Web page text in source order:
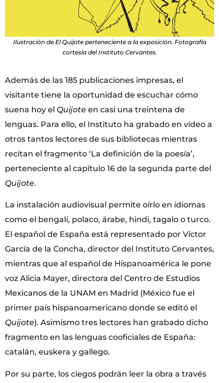
Ilustración de El Quijote perteneciente a la exposición. Fotografía
cortesía del Instituto Cervantes.
Además de las 185 publicaciones impresas, el
visitante tiene la oportunidad de escuchar cómo
suena hoy el Quijote en casi una treintena de
lenguas. Para ello, el Instituto ha grabado en vídeo a
otros tantos lectores de sus bibliotecas mientras
recitan el fragmento ‘La definición de la poesía’,
perteneciente al capítulo 16 de la segunda parte del
Quijote.
La instalación audiovisual permite oírlo en idiomas
como el bengalí, polaco, árabe, hindi, tagalo o turco.
El español de España está representado por Víctor
García de la Concha, director del Instituto Cervantes,
mientras que al español de Hispanoamérica le pone
voz Alicia Mayer, directora del Centro de Estudios
Mexicanos de la UNAM en Madrid (México fue el
primer país hispanoamericano donde se editó el
Quijote). Asimismo tres lectores han grabado dicho
fragmento en las lenguas cooficiales de España:
catalán, euskera y gallego.
Por su parte, los ciegos podrán leer la obra a través